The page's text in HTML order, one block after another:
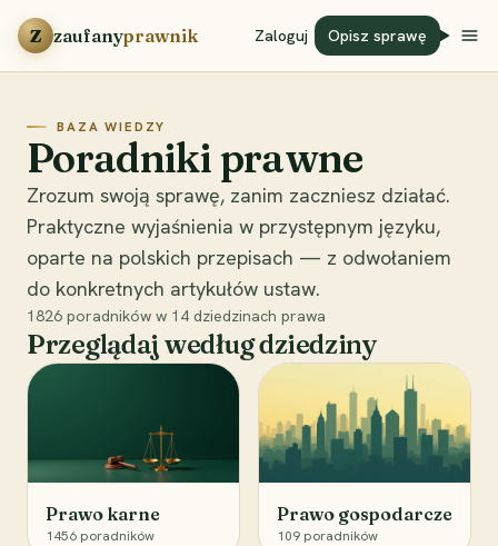
Przejdź do treści
Z zaufanyprawnik Zaloguj Opisz sprawę
BAZA WIEDZY
Poradniki prawne
Zrozum swoją sprawę, zanim zaczniesz działać.
Praktyczne wyjaśnienia w przystępnym języku,
oparte na polskich przepisach — z odwołaniem
do konkretnych artykułów ustaw.
1826 poradników w 14 dziedzinach prawa
Przeglądaj według dziedziny
Prawo karne
1456 poradników
Prawo gospodarcze
109 poradników